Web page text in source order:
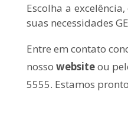
Escolha a
suas necessidades
Entre em contato
nosso websiteou
5555. Estamos